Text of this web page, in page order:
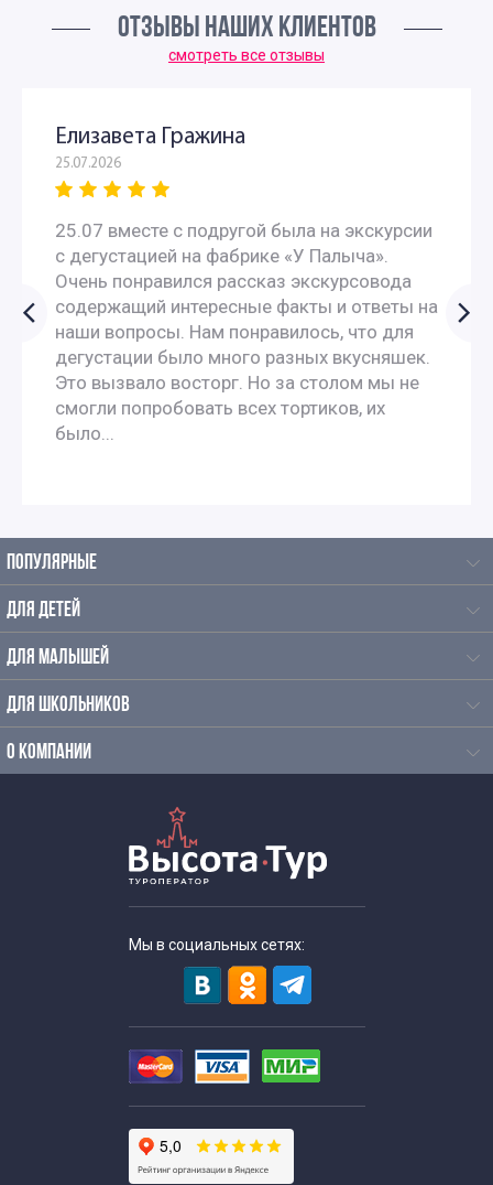
ОТЗЫВЫ НАШИХ КЛИЕНТОВ
смотреть все отзывы
Елизавета Гражина
25.07.2026
25.07 вместе с подругой была на экскурсии
с дегустацией на фабрике «У Палыча».
Очень понравился рассказ экскурсовода
содержащий интересные факты и ответы на
наши вопросы. Нам понравилось, что для
дегустации было много разных вкусняшек.
Это вызвало восторг. Но за столом мы не
смогли попробовать всех тортиков, их
было...
ПОПУЛЯРНЫЕ
ДЛЯ ДЕТЕЙ
ДЛЯ МАЛЫШЕЙ
ДЛЯ ШКОЛЬНИКОВ
О КОМПАНИИ
Мы в социальных сетях: